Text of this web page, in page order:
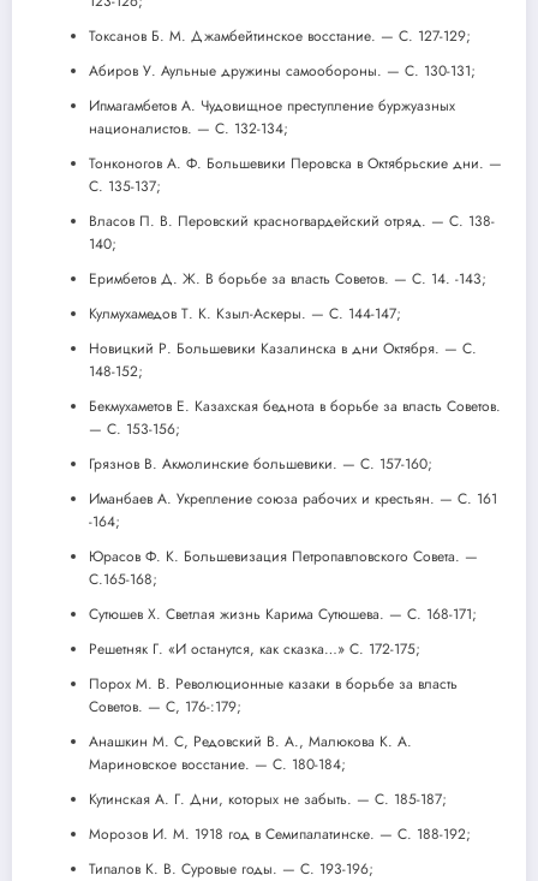
Токсанов Б. М. Джамбейтинское восстание. — С. 127-129;
Абиров У. Аульные дружины самообороны. — С. 130-131;
Ипмагамбетов А. Чудовищное преступление буржуазных
националистов. — С. 132-134;
Тонконогов А. Ф. Большевики Перовска в Октябрьские дни. —
С. 135-137;
Власов П. В. Перовский красногвардейский отряд. — С. 138-
140;
Еримбетов Д. Ж. В борьбе за власть Советов. — С. 14. -143;
Кулмухамедов Т. К. Кзыл-Аскеры. — С. 144-147;
Новицкий Р. Большевики Казалинска в дни Октября. — С.
148-152;
Бекмухаметов Е. Казахская беднота в борьбе за власть Советов.
— С. 153-156;
Грязнов В. Акмолинские большевики. — С. 157-160;
Иманбаев А. Укрепление союза рабочих и крестьян. — С. 161
-164;
Юрасов Ф. К. Большевизация Петропавловского Совета. —
C.165-168;
Сутюшев X. Светлая жизнь Карима Сутюшева. — С. 168-171;
Решетняк Г. «И останутся, как сказка…» С. 172-175;
Порох М. В. Революционные казаки в борьбе за власть
Советов. — С, 176-:179;
Анашкин М. С, Редовский В. А., Малюкова К. А.
Мариновское восстание. — С. 180-184;
Кутинская А. Г. Дни, которых не забыть. — С. 185-187;
Морозов И. М. 1918 год в Семипалатинске. — С. 188-192;
Типалов К. В. Суровые годы. — С. 193-196;